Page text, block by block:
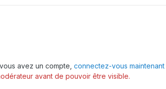
avez un compte, connectez-vous maintenant
avant de pouvoir être visible.